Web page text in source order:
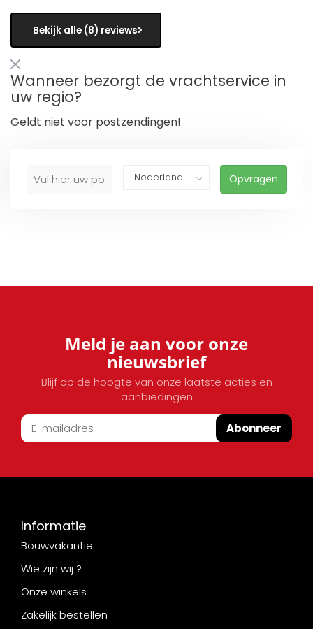
Bekijk alle (8) reviews
Wanneer bezorgt de vrachtservice in
uw regio?
Geldt niet voor postzendingen!
Opvragen
Meld je aan voor onze
nieuwsbrief
Blijf op de hoogte van onze laatste acties en
aanbiedingen
Abonneer
Informatie
Bouwvakantie
Wie zijn wij ?
Onze winkels
Zakelijk bestellen